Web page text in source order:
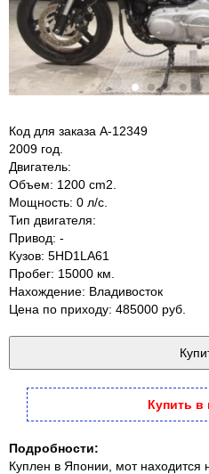
Код для заказа A-12349
2009 год.
Двигатель:
Объем: 1200 cm2.
Мощность: 0 л/с.
Тип двигателя:
Привод: -
Кузов: 5HD1LA61
Пробег: 15000 км.
Нахождение: Владивосток
Цена по приходу: 485000 руб.
Купить в
Подробности:
Куплен в Японии, мот находится